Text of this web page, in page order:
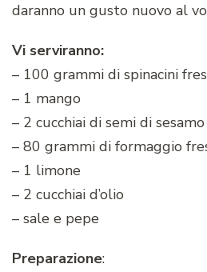
daranno un gusto nuovo al
Vi serviranno:
– 100 grammi di spinacini
– 1 mango
– 2 cucchiai di semi di
– 80 grammi di formaggio
– 1 limone
– 2 cucchiai d’olio
– sale e pepe
Preparazione: